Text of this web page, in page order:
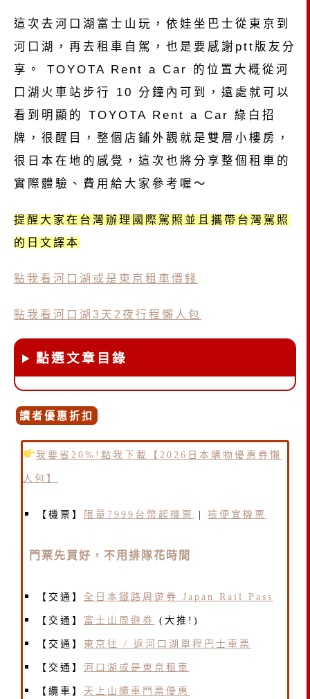
這次去河口湖富士山玩，依娃坐巴士從東京到
河口湖，再去租車自駕，也是要感謝ptt版友分
享。 TOYOTA Rent a Car 的位置大概從河
口湖火車站步行 10 分鐘內可到，遠處就可以
看到明顯的 TOYOTA Rent a Car 綠白招
牌，很醒目，整個店鋪外觀就是雙層小樓房，
很日本在地的感覺，這次也將分享整個租車的
實際體驗、費用給大家參考喔～
提醒大家在台灣辦理國際駕照並且攜帶台灣駕照
的日文譯本
點我看河口湖或是東京租車價錢
點我看河口湖3天2夜行程懶人包
點選文章目錄
讀者優惠折扣
我要省20%!點我下載【2026日本購物優惠券懶
人包】
【機票】 限量7999台幣起機票 撿便宜機票
門票先買好，不用排隊花時間
【交通】 全日本鐵路周遊券 Japan Rail Pass
【交通】 富士山周遊券 (大推!)
【交通】 東京往 / 返河口湖單程巴士車票
【交通】 河口湖或是東京租車
【纜車】 天上山纜車門票優惠